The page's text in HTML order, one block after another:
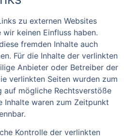
zu externen Websites
keinen Einfluss haben.
fremden Inhalte auch
Für die Inhalte der verlinkten
Anbieter oder Betreiber der
verlinkten Seiten wurden zum
auf mögliche Rechtsverstöße
Inhalte waren zum Zeitpunkt
Kontrolle der verlinkten